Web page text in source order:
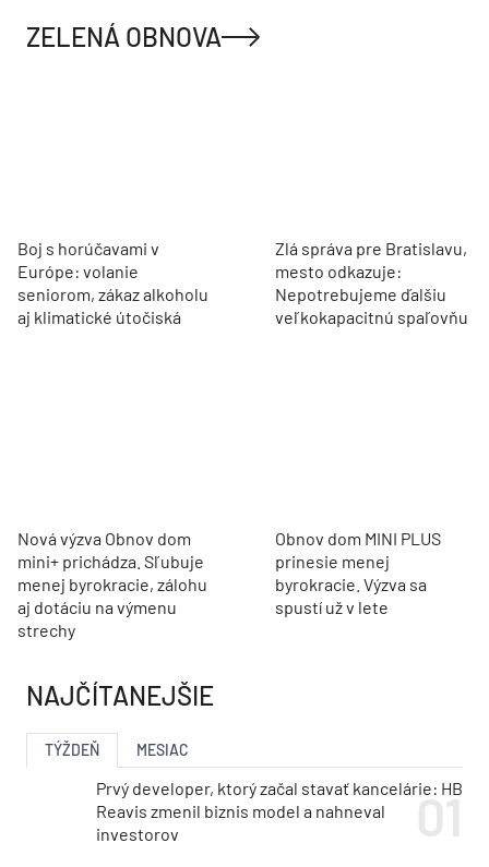
ZELENÁ OBNOVA
Boj s horúčavami v
Európe: volanie
seniorom, zákaz alkoholu
aj klimatické útočiská
Zlá správa pre Bratislavu,
mesto odkazuje:
Nepotrebujeme ďalšiu
veľkokapacitnú spaľovňu
Nová výzva Obnov dom
mini+ prichádza. Sľubuje
menej byrokracie, zálohu
aj dotáciu na výmenu
strechy
Obnov dom MINI PLUS
prinesie menej
byrokracie. Výzva sa
spustí už v lete
NAJČÍTANEJŠIE
TÝŽDEŇ MESIAC
Prvý developer, ktorý začal stavať kancelárie: HB
Reavis zmenil biznis model a nahneval
investorov